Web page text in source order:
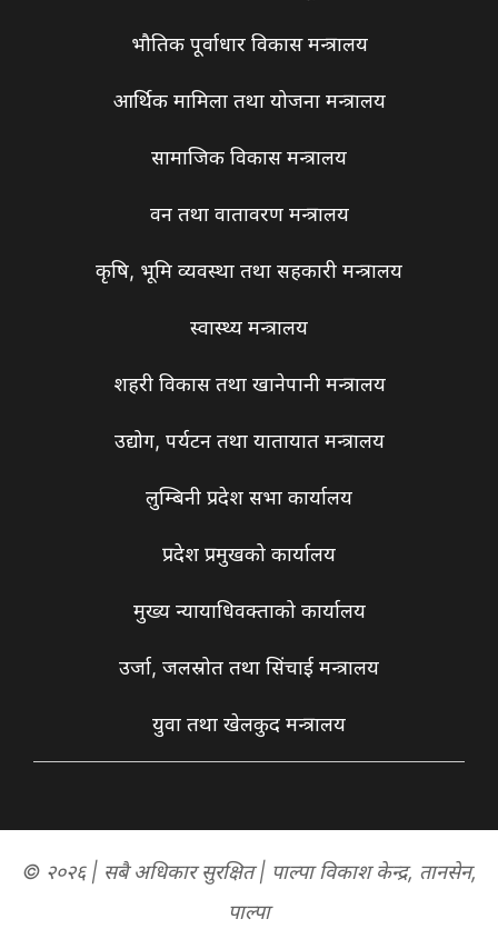
भौतिक पूर्वाधार विकास मन्त्रालय
आर्थिक मामिला तथा योजना मन्त्रालय
सामाजिक विकास मन्त्रालय
वन तथा वातावरण मन्त्रालय
कृषि, भूमि व्यवस्था तथा सहकारी मन्त्रालय
स्वास्थ्य मन्त्रालय
शहरी विकास तथा खानेपानी मन्त्रालय
उद्योग, पर्यटन तथा यातायात मन्त्रालय
लुम्बिनी प्रदेश सभा कार्यालय
प्रदेश प्रमुखको कार्यालय
मुख्य न्यायाधिवक्ताको कार्यालय
उर्जा, जलस्रोत तथा सिंचाई मन्त्रालय
युवा तथा खेलकुद मन्त्रालय
© २०२६ | सबै अधिकार सुरक्षित | पाल्पा विकाश केन्द्र, तानसेन,
पाल्पा